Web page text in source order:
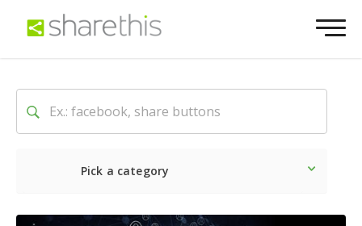
Pick a category
Dernière Sociale